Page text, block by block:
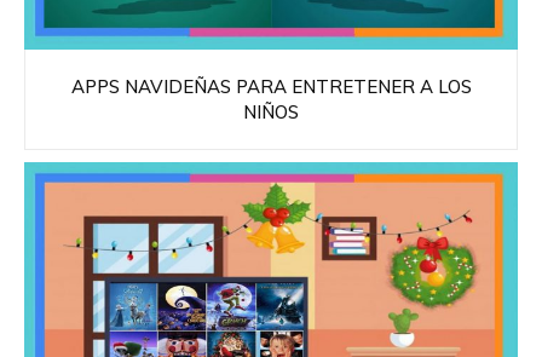
APPS NAVIDEÑAS PARA ENTRETENER A LOS
NIÑOS